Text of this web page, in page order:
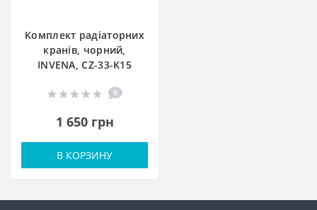
Комплект радіаторних
кранів, чорний,
INVЕNA, CZ-33-K15
0
1 650 грн
В КОРЗИНУ